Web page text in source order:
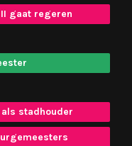
gaat regeren
stadhouder